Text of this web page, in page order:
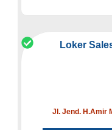
Loker
Jl. Jend. H.Amir